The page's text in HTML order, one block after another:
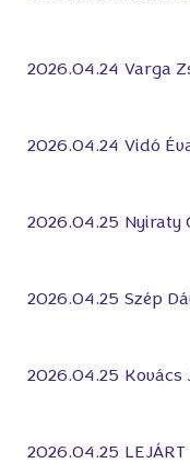
2026.04.24 Varga
2026.04.24 Vidó
2026.04.25 Nyiraty
2026.04.25 Szép
2026.04.25 Kovács
2026.04.25 LEJÁRT